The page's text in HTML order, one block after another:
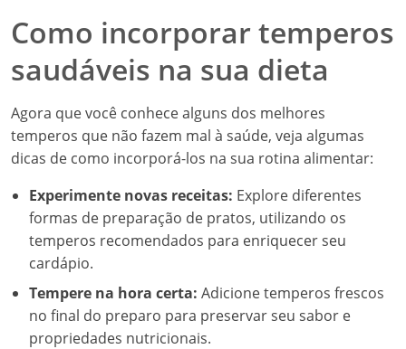
Como incorporar temperos
saudáveis na sua dieta
Agora que você conhece alguns dos melhores
temperos que não fazem mal à saúde, veja algumas
dicas de como incorporá-los na sua rotina alimentar:
Experimente novas receitas: Explore diferentes
formas de preparação de pratos, utilizando os
temperos recomendados para enriquecer seu
cardápio.
Tempere na hora certa: Adicione temperos frescos
no final do preparo para preservar seu sabor e
propriedades nutricionais.